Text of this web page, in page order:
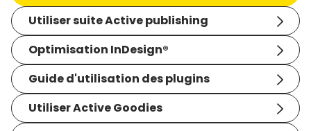
Utiliser suite Active publishing
Optimisation InDesign®
Guide d'utilisation des plugins
Utiliser Active Goodies